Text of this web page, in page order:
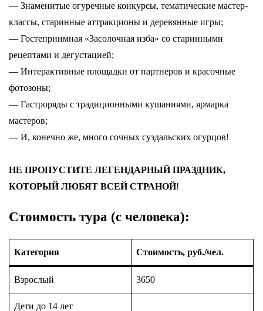
— Знаменитые огуречные конкурсы, тематические мастер-
классы, старинные аттракционы и деревянные игры;
— Гостеприимная «Засолочная изба» со старинными
рецептами и дегустацией;
— Интерактивные площадки от партнеров и красочные
фотозоны;
— Гастроряды с традиционными кушаниями, ярмарка
мастеров;
— И, конечно же, много сочных суздальских огурцов!
НЕ ПРОПУСТИТЕ ЛЕГЕНДАРНЫЙ ПРАЗДНИК,
КОТОРЫЙ ЛЮБЯТ ВСЕЙ СТРАНОЙ!
Стоимость тура (с человека):
Категория Стоимость, руб./чел.
Взрослый 3650
Дети до 14 лет